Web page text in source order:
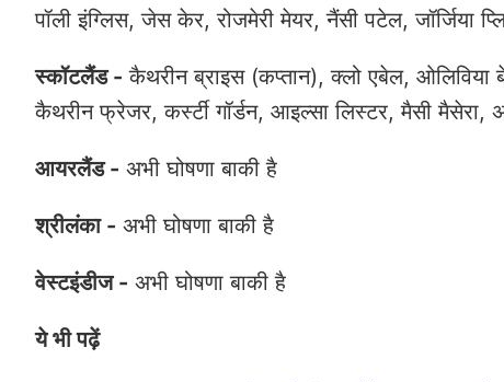
पॉली इंग्लिस, जेस केर, रोजमेरी मेयर, नैंसी पटेल, जॉर्जिया
स्कॉटलैंड - कैथरीन ब्राइस (कप्तान), क्लो एबेल, ओलिविया
कैथरीन फ्रेजर, कर्स्टी गॉर्डन, आइल्सा लिस्टर, मैसी
आयरलैंड - अभी घोषणा बाकी है
श्रीलंका - अभी घोषणा बाकी है
वेस्टइंडीज - अभी घोषणा बाकी है
ये भी पढ़ें